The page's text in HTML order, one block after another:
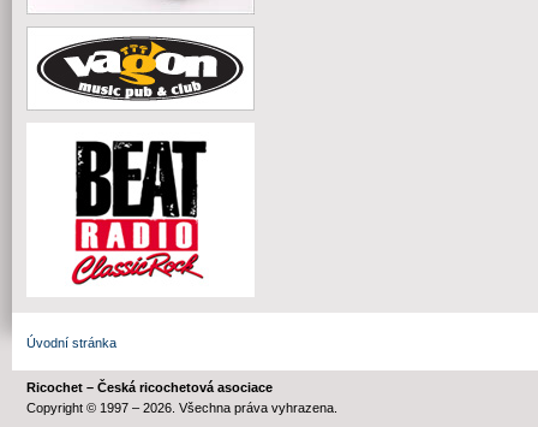
Úvodní stránka
Ricochet – Česká ricochetová asociace
Copyright © 1997 – 2026. Všechna práva vyhrazena.